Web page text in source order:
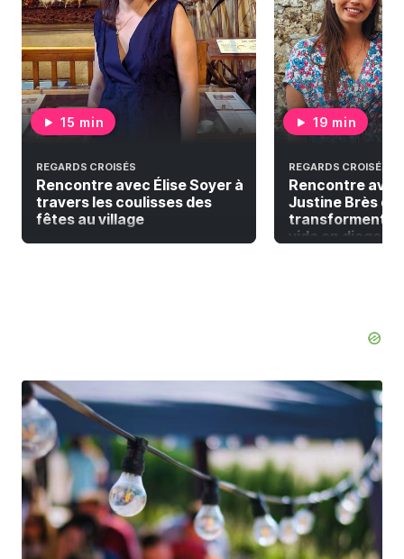
15 min
REGARDS CROISÉS
Rencontre avec Élise Soyer à
travers les coulisses des
fêtes au village
19 min
REGARDS CROISÉS
Rencontre
Justine Brès qui
transforment la
vide en